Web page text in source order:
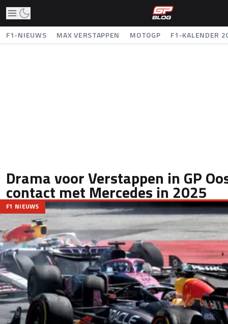
F1-NIEUWS MAX VERSTAPPEN MOTOGP F1-KALENDER
Drama voor Verstappen in GP
contact met Mercedes in 2025
F1 NIEUWS